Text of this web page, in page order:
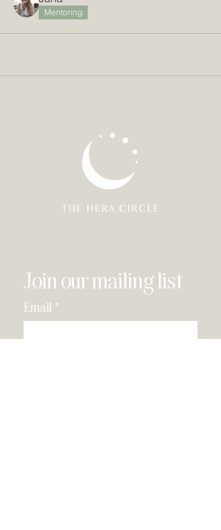
Mentoring
Join our mailing list
Email *